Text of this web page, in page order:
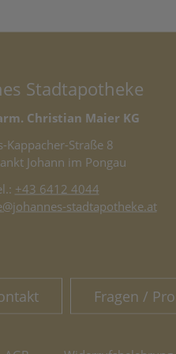
Stadtapotheke
Christian Maier KG
Kappacher-Straße 8
Johann im Pongau
+43 6412 4044
stadtapotheke.at
Fragen /